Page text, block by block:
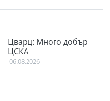
Цварц: Много добър
ЦСКА
06.08.2026